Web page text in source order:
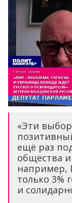
«Эти
ещё раз
общества и
например,
только 3%
и